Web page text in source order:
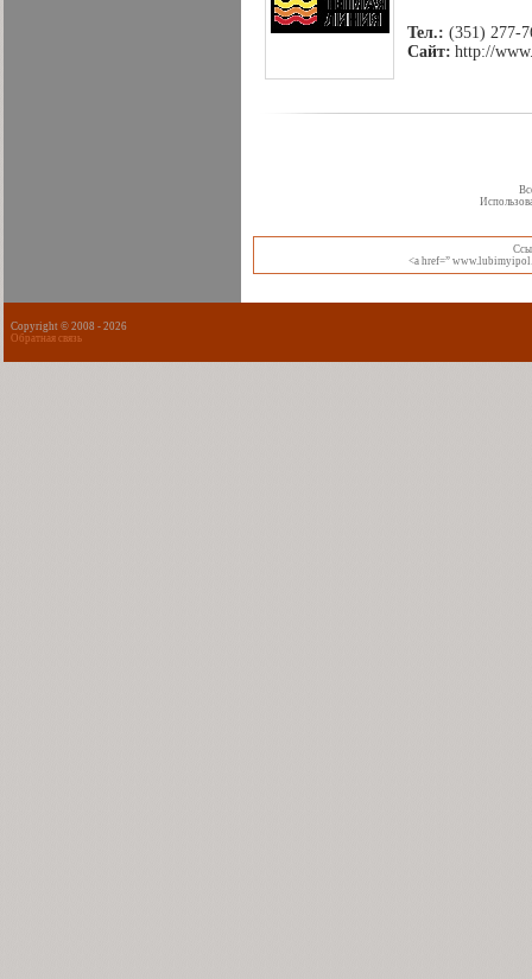
Тел.: (351) 277-
Сайт: http://
<a href=”
Copyright © 2008 - 2026
Обратная связь